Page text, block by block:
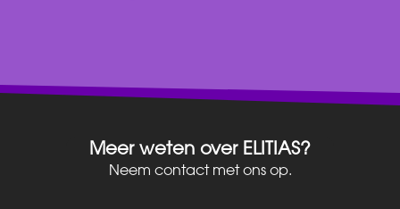
Meer weten over ELITIAS?
Neem contact met ons op.